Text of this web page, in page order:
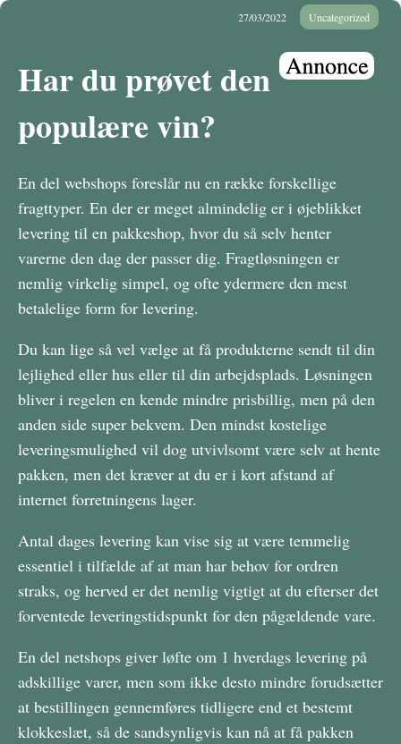
27/03/2022 Uncategorized
Har du prøvet den
populære vin?
En del webshops foreslår nu en række forskellige
fragttyper. En der er meget almindelig er i øjeblikket
levering til en pakkeshop, hvor du så selv henter
varerne den dag der passer dig. Fragtløsningen er
nemlig virkelig simpel, og ofte ydermere den mest
betalelige form for levering.
Du kan lige så vel vælge at få produkterne sendt til din
lejlighed eller hus eller til din arbejdsplads. Løsningen
bliver i regelen en kende mindre prisbillig, men på den
anden side super bekvem. Den mindst kostelige
leveringsmulighed vil dog utvivlsomt være selv at hente
pakken, men det kræver at du er i kort afstand af
internet forretningens lager.
Antal dages levering kan vise sig at være temmelig
essentiel i tilfælde af at man har behov for ordren
straks, og herved er det nemlig vigtigt at du efterser det
forventede leveringstidspunkt for den pågældende vare.
En del netshops giver løfte om 1 hverdags levering på
adskillige varer, men som ikke desto mindre forudsætter
at bestillingen gennemføres tidligere end et bestemt
klokkeslæt, så de sandsynligvis kan nå at få pakken